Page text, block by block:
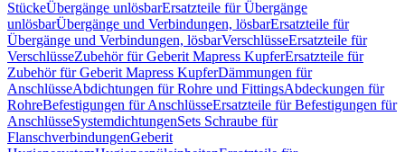
StückeÜbergänge unlösbarErsatzteile für Übergänge
unlösbarÜbergänge und Verbindungen, lösbarErsatzteile für
Übergänge und Verbindungen, lösbarVerschlüsseErsatzteile für
VerschlüsseZubehör für Geberit Mapress KupferErsatzteile für
Zubehör für Geberit Mapress KupferDämmungen für
AnschlüsseAbdichtungen für Rohre und FittingsAbdeckungen für
RohreBefestigungen für AnschlüsseErsatzteile für Befestigungen für
AnschlüsseSystemdichtungenSets Schraube für
FlanschverbindungenGeberit